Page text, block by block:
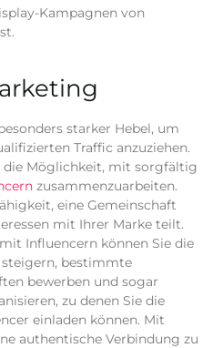
Kampagnen von
starker Hebel, um
Traffic anzuziehen.
die Möglichkeit, mit sorgfältig
zusammenzuarbeiten.
eine Gemeinschaft
mit Ihrer Marke teilt.
Influencern können Sie die
bestimmte
bewerben und sogar
zu denen Sie die
einladen können. Mit
authentische Verbindung zu